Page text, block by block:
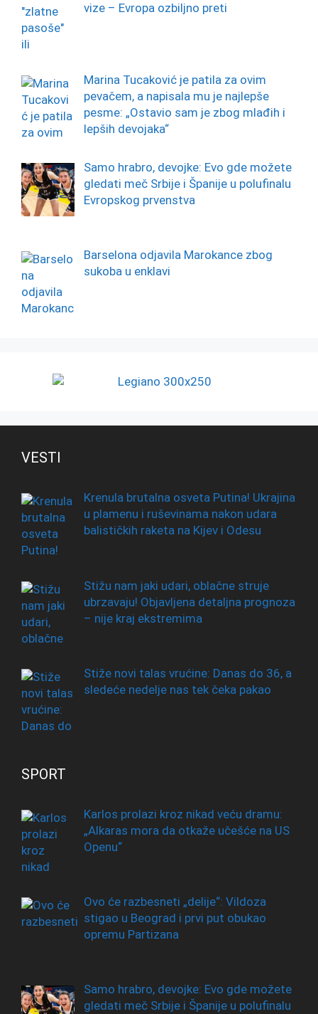
vize – Evropa ozbiljno preti
Marina Tucaković je patila za ovim
pevačem, a napisala mu je najlepše
pesme: „Ostavio sam je zbog mlađih i
lepših devojaka“
Samo hrabro, devojke: Evo gde možete
gledati meč Srbije i Španije u polufinalu
Evropskog prvenstva
Barselona odjavila Marokance zbog
sukoba u enklavi
VESTI
Krenula brutalna osveta Putina! Ukrajina
u plamenu i ruševinama nakon udara
balističkih raketa na Kijev i Odesu
Stižu nam jaki udari, oblačne struje
ubrzavaju! Objavljena detaljna prognoza
– nije kraj ekstremima
Stiže novi talas vrućine: Danas do 36, a
sledeće nedelje nas tek čeka pakao
SPORT
Karlos prolazi kroz nikad veću dramu:
„Alkaras mora da otkaže učešće na US
Openu“
Ovo će razbesneti „delije“: Vildoza
stigao u Beograd i prvi put obukao
opremu Partizana
Samo hrabro, devojke: Evo gde možete
gledati meč Srbije i Španije u polufinalu